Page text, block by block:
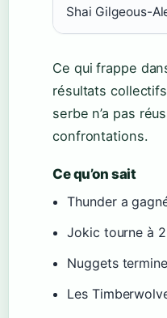
Shai Gilgeous-
Ce qui frappe
résultats
serbe n’a pas
confrontations.
Ce qu’on sait
Thunder a
Jokic tourne à
Nuggets
Les